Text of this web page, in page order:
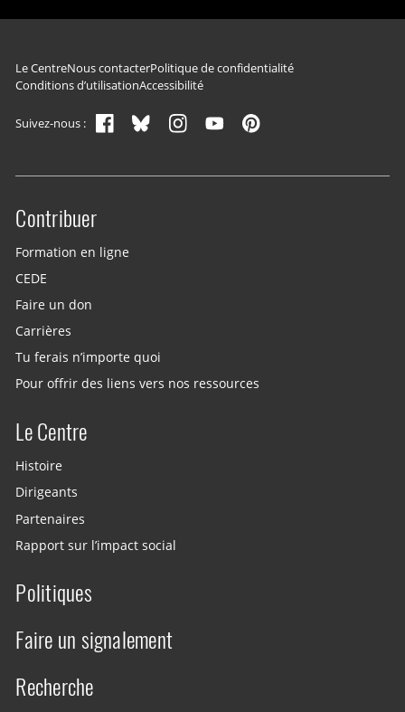
Navigation du pied de page
Le CentreNous contacterPolitique de confidentialité
Conditions d’utilisationAccessibilité
Suivez-nous :
Site menu
Contribuer
Formation en ligne
CEDE
Faire un don
Carrières
Tu ferais n’importe quoi
Pour offrir des liens vers nos ressources
Le Centre
Histoire
Dirigeants
Partenaires
Rapport sur l’impact social
Politiques
Faire un signalement
Recherche